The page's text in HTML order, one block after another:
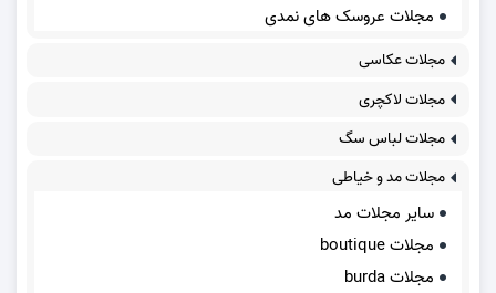
مجلات عروسک های نمدی
مجلات عکاسی
مجلات لاکچری
مجلات لباس سگ
مجلات مد و خیاطی
سایر مجلات مد
مجلات boutique
مجلات burda